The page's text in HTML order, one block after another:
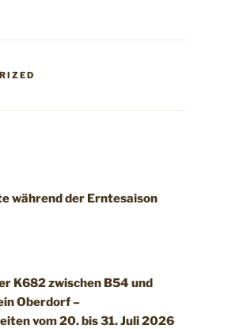
während der Erntesaison
K682 zwischen B54 und
Oberdorf –
vom 20. bis 31. Juli 2026